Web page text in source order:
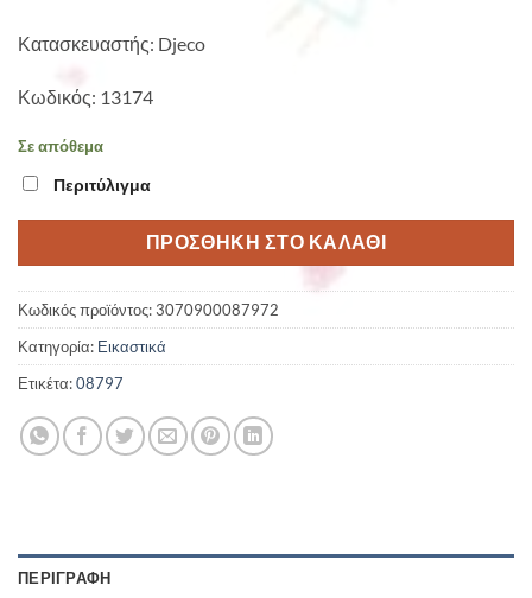
Κατασκευαστής: Djeco
Κωδικός: 13174
Σε απόθεμα
Περιτύλιγμα
ΠΡΟΣΘΉΚΗ ΣΤΟ ΚΑΛΆΘΙ
Κωδικός προϊόντος:3070900087972
Κατηγορία: Εικαστικά
Ετικέτα:08797
ΠΕΡΙΓΡΑΦΉ